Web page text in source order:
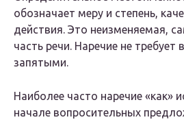
обозначает меру и степень,
действия. Это неизменяемая,
часть речи. Наречие не требует
запятыми.
Наиболее часто наречие «как»
начале вопросительных